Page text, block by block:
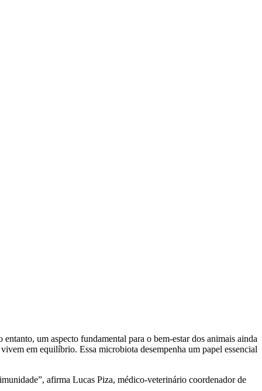
um aspecto fundamental para o bem-estar dos animais ainda
em equilíbrio. Essa microbiota desempenha um papel essencial
afirma Lucas Piza, médico-veterinário coordenador de